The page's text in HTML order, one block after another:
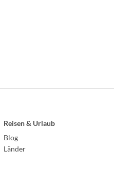
Reisen & Urlaub
Blog
Länder